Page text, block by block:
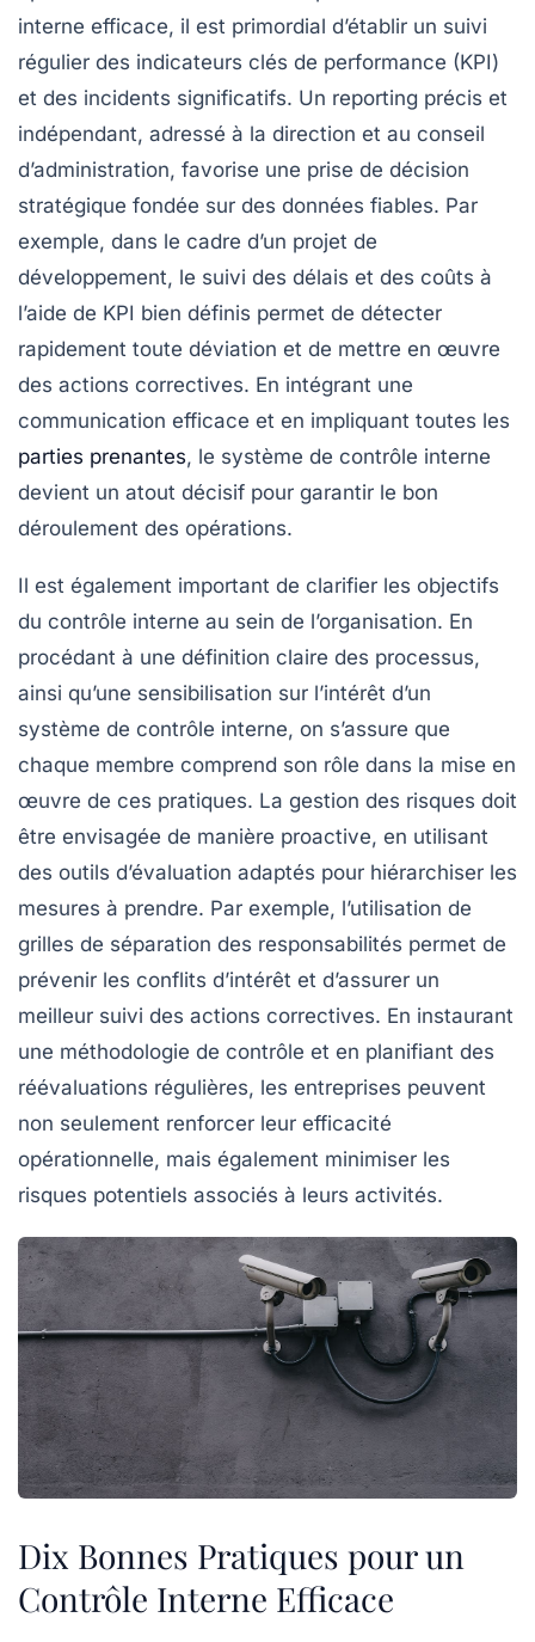
interne efficace, il est primordial d’établir un suivi
régulier des indicateurs clés de performance (KPI)
et des incidents significatifs. Un reporting précis et
indépendant, adressé à la direction et au conseil
d’administration, favorise une prise de décision
stratégique fondée sur des données fiables. Par
exemple, dans le cadre d’un projet de
développement, le suivi des délais et des coûts à
l’aide de KPI bien définis permet de détecter
rapidement toute déviation et de mettre en œuvre
des actions correctives. En intégrant une
communication efficace et en impliquant toutes les
parties prenantes, le système de contrôle interne
devient un atout décisif pour garantir le bon
déroulement des opérations.
Il est également important de clarifier les objectifs
du contrôle interne au sein de l’organisation. En
procédant à une définition claire des processus,
ainsi qu’une sensibilisation sur l’intérêt d’un
système de contrôle interne, on s’assure que
chaque membre comprend son rôle dans la mise en
œuvre de ces pratiques. La gestion des risques doit
être envisagée de manière proactive, en utilisant
des outils d’évaluation adaptés pour hiérarchiser les
mesures à prendre. Par exemple, l’utilisation de
grilles de séparation des responsabilités permet de
prévenir les conflits d’intérêt et d’assurer un
meilleur suivi des actions correctives. En instaurant
une méthodologie de contrôle et en planifiant des
réévaluations régulières, les entreprises peuvent
non seulement renforcer leur efficacité
opérationnelle, mais également minimiser les
risques potentiels associés à leurs activités.
Dix Bonnes Pratiques pour un
Contrôle Interne Efficace